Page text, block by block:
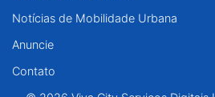
Notícias de Mobilidade Urbana
Anuncie
Contato